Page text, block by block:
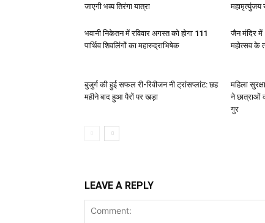
जाएगी भव्य तिरंगा यात्रा
महामृत्युंजय
भवानी निकेतन में रविवार अगस्त को होगा 111
पार्थिव शिवलिंगों का महारुद्राभिषेक
जैन मंदिर में
महोत्सव के
बुजुर्ग की हुई सफल री-रिवीजन नी ट्रांसप्लांट: छह
महीने बाद हुआ पैरों पर खड़ा
महिला
ने छात्राओं
गुर
LEAVE A REPLY